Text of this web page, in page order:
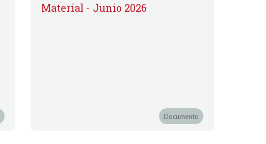
Material - Junio 2026
Documento